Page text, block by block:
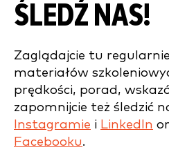
ŚLEDŹ NAS!
Zaglądajcie tu
materiałów
prędkości, porad,
zapomnijcie też śledzić
Instagramie i LinkedIn
Facebooku.